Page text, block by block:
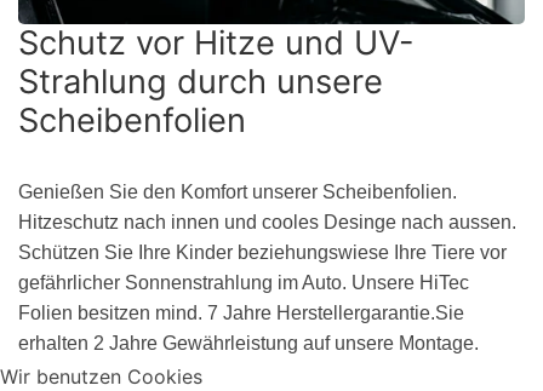
Schutz vor Hitze und UV-
Strahlung durch unsere
Scheibenfolien
Genießen Sie den Komfort unserer Scheibenfolien.
Hitzeschutz nach innen und cooles Desinge nach aussen.
Schützen Sie Ihre Kinder beziehungswiese Ihre Tiere vor
gefährlicher Sonnenstrahlung im Auto. Unsere HiTec
Folien besitzen mind. 7 Jahre Herstellergarantie.Sie
erhalten 2 Jahre Gewährleistung auf unsere Montage.
Wir benutzen Cookies